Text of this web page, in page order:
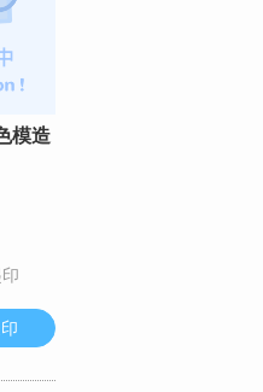
模造